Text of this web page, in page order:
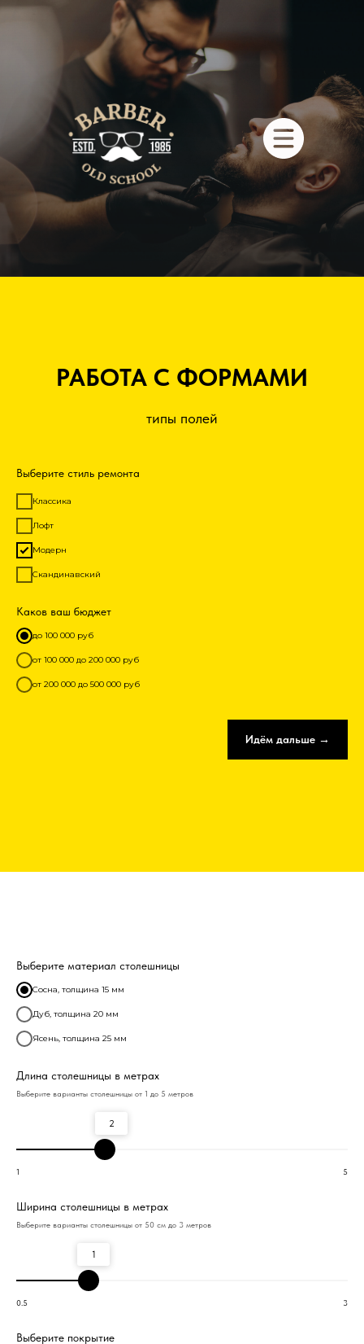
РАБОТА С ФОРМАМИ
типы полей
Выберите стиль ремонта
Классика
Лофт
Модерн
Скандинавский
Каков ваш бюджет
до 100 000 руб
от 100 000 до 200 000 руб
от 200 000 до 500 000 руб
Идём дальше →
Выберите материал столешницы
Сосна, толщина 15 мм
Дуб, толщина 20 мм
Ясень, толщина 25 мм
Длина столешницы в метрах
Выберите варианты столешницы от 1 до 5 метров
2
1 5
Ширина столешницы в метрах
Выберите варианты столешницы от 50 см до 3 метров
1
0.5 3
Выберите покрытие